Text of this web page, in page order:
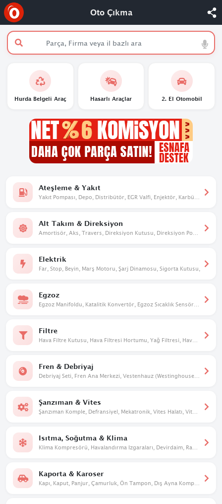
Oto Çıkma
Hurda Belgeli Araç Hasarlı Araçlar 2. El Otomobil
Ateşleme & Yakıt
Alt Takım & Direksiyon
Elektrik
Far, Stop, Beyin, Marş Motoru, Şarj Dinamosu, Sigorta Kutusu,
Egzoz
Filtre
Fren & Debriyaj
Şanzıman & Vites
Isıtma, Soğutma & Klima
Kaporta & Karoser